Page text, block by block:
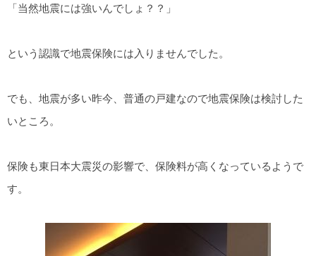
「当然地震には強いんでしょ？？」
という認識で地震保険には入りませんでした。
でも、地震が多い昨今、普通の戸建なので地震保険は検討した
いところ。
保険も東日本大震災の影響で、保険料が高くなっているようで
す。